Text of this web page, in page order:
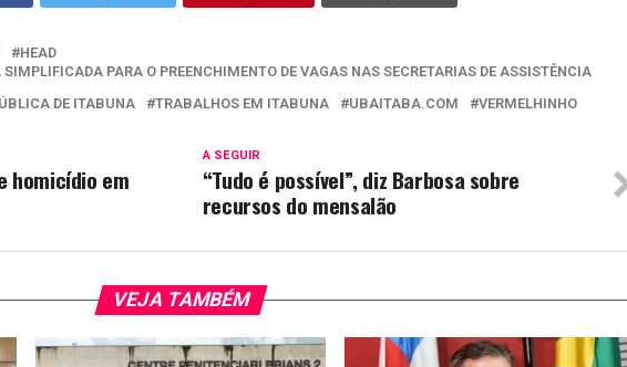
HEAD
PARA O PREENCHIMENTO DE VAGAS NAS SECRETARIAS DE ASSISTÊNCIA
DE ITABUNA TRABALHOS EM ITABUNA UBAITABA.COM VERMELHINHO
A SEGUIR
“Tudo é possível”, diz Barbosa sobre
recursos do mensalão
homicídio em
VEJA TAMBÉM